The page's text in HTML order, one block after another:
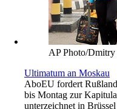
AP Photo/
Ultimatum an Moskau
AboEU fordert
bis Montag zur
unterzeichnet in